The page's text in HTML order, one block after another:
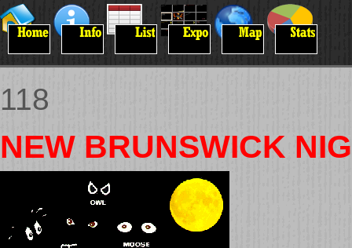
118
NEW BRUNSWICK